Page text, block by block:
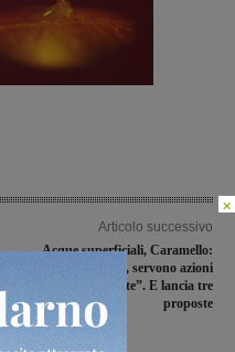
Articolo successivo
Acque superficiali, Caramello:
“Situazione tragica, servono azioni
mirate e coordinate”. E lancia tre
proposte
×